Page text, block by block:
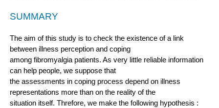
SUMMARY
The aim of this study is to check the existence of a link
between illness perception and coping
among fibromyalgia patients. As very little reliable information
can help people, we suppose that
the assessments in coping process depend on illness
representations more than on the reality of the
situation itself. Threfore, we make the following hypothesis :